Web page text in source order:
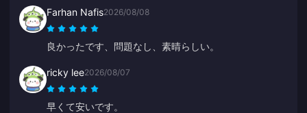
Farhan Nafis2026/08/08
良かったです、問題なし、素晴らしい。
ricky lee2026/08/07
早くて安いです。